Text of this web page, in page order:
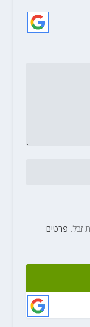
פרטים